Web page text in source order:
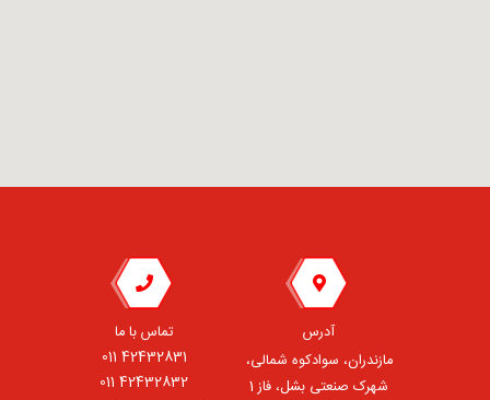
آدرس
مازندران، سوادکوه شمالی،
شهرک صنعتی بشل، فاز 1
تماس با ما
42432831 011
42432832 011